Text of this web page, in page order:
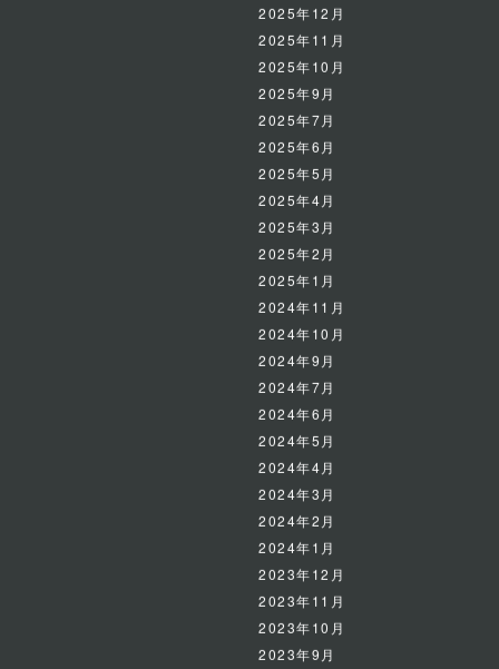
2025年12月
2025年11月
2025年10月
2025年9月
2025年7月
2025年6月
2025年5月
2025年4月
2025年3月
2025年2月
2025年1月
2024年11月
2024年10月
2024年9月
2024年7月
2024年6月
2024年5月
2024年4月
2024年3月
2024年2月
2024年1月
2023年12月
2023年11月
2023年10月
2023年9月